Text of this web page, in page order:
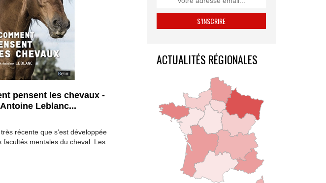
pensent les chevaux -
Leblanc...
récente que s’est développée
facultés mentales du cheval. Les
ACTUALITÉS RÉGIONALES